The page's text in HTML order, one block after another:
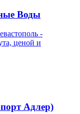
Воды
-
ценой и
Адлер)